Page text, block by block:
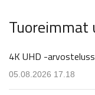
4K UHD -
05.08.2026 17.18